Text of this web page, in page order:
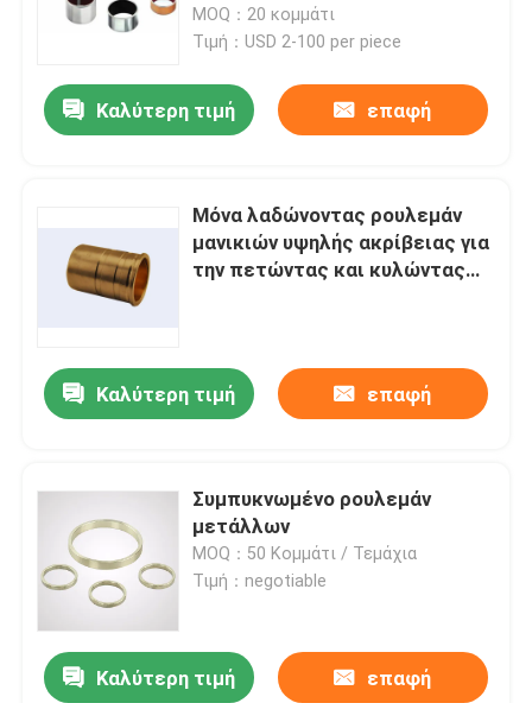
MOQ：20 κομμάτι
Τιμή：USD 2-100 per piece
Καλύτερη τιμή επαφή
Μόνα λαδώνοντας ρουλεμάν
μανικιών υψηλής ακρίβειας για
την πετώντας και κυλώντας
Καλύτερη τιμή επαφή
Συμπυκνωμένο ρουλεμάν
μετάλλων
MOQ：50 Κομμάτι / Τεμάχια
Τιμή：negotiable
Καλύτερη τιμή επαφή